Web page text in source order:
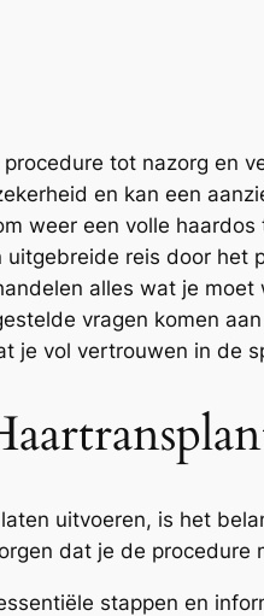
tot nazorg en
en kan een
weer een volle
reis door
alles wat je
vragen komen
je vol vertrouwen in de
uitvoeren, is het
dat je de
stappen en